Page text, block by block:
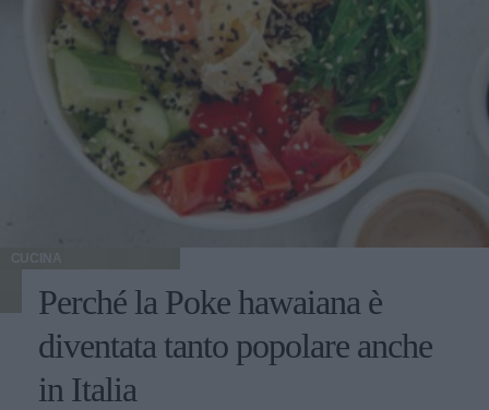
CUCINA
Perché la Poke hawaiana è
diventata tanto popolare anche
in Italia